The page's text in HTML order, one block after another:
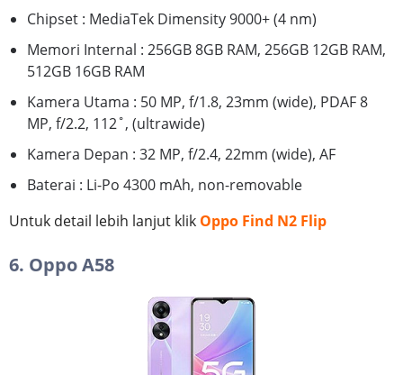
Chipset : MediaTek Dimensity 9000+ (4 nm)
Memori Internal : 256GB 8GB RAM, 256GB 12GB RAM,
512GB 16GB RAM
Kamera Utama : 50 MP, f/1.8, 23mm (wide), PDAF 8
MP, f/2.2, 112˚, (ultrawide)
Kamera Depan : 32 MP, f/2.4, 22mm (wide), AF
Baterai : Li-Po 4300 mAh, non-removable
Untuk detail lebih lanjut klik Oppo Find N2 Flip
6. Oppo A58